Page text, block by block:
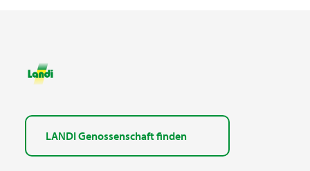
LANDI Genossenschaft finden